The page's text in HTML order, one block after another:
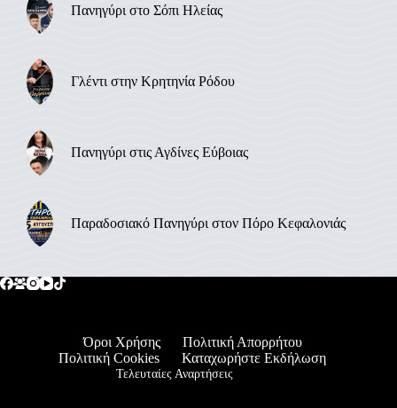
Πανηγύρι στο Σόπι Ηλείας
Γλέντι στην Κρητηνία Ρόδου
Πανηγύρι στις Αγδίνες Εύβοιας
Παραδοσιακό Πανηγύρι στον Πόρο Κεφαλονιάς
Όροι Χρήσης
Πολιτική Απορρήτου
Πολιτική Cookies
Καταχωρήστε Εκδήλωση
Τελευταίες Αναρτήσεις